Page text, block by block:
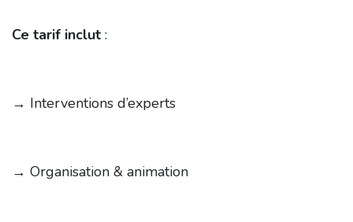
Ce tarif inclut :
→ Interventions d’experts
→ Organisation & animation